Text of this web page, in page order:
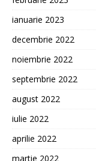
ianuarie 2023
decembrie 2022
noiembrie 2022
septembrie 2022
august 2022
iulie 2022
aprilie 2022
martie 2022